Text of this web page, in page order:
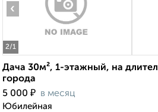
2/1
‹
Дача 30м², 1-этажный, на
города
5 000 ₽ в месяц
Юбилейная